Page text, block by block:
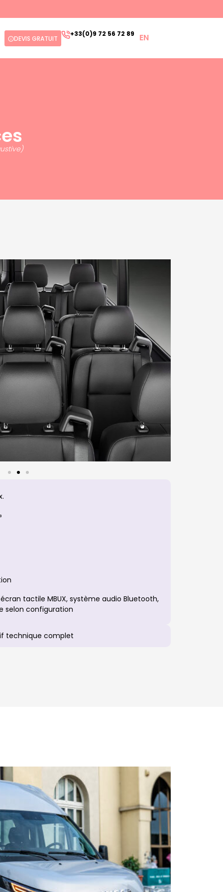
DEVIS GRATUIT
+33(0)9 72 56 72 89 EN
tactile MBUX, système audio Bluetooth,
selon configuration
technique complet